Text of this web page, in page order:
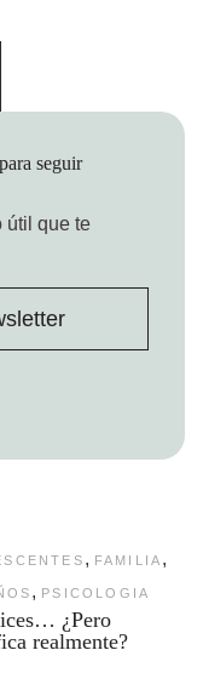
, FAMILIA ,
, PSICOLOGIA
¿Pero
realmente?
seguir
útil que te